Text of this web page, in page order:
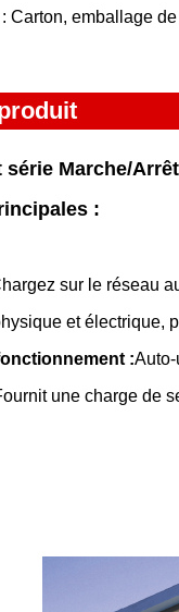
Carton, emballage
série Marche/Arrêt
:
sur le réseau
et électrique,
:
une charge de